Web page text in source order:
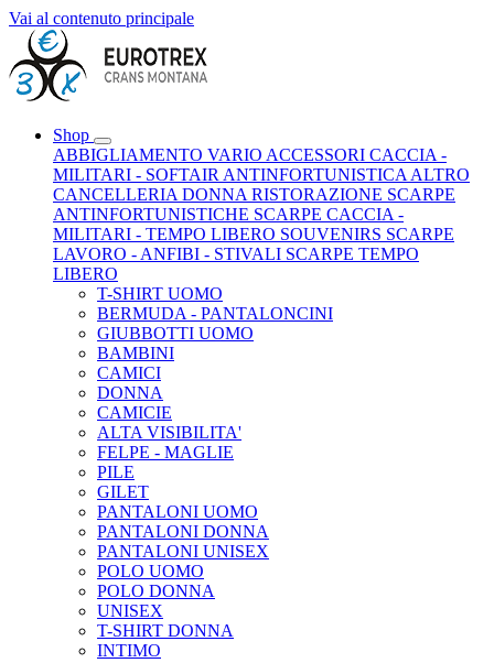
Vai al contenuto principale
Shop
ABBIGLIAMENTO VARIO ACCESSORI CACCIA -
MILITARI - SOFTAIR ANTINFORTUNISTICA ALTRO
CANCELLERIA DONNA RISTORAZIONE SCARPE
ANTINFORTUNISTICHE SCARPE CACCIA -
MILITARI - TEMPO LIBERO SOUVENIRS SCARPE
LAVORO - ANFIBI - STIVALI SCARPE TEMPO
LIBERO
T-SHIRT UOMO
BERMUDA - PANTALONCINI
GIUBBOTTI UOMO
BAMBINI
CAMICI
DONNA
CAMICIE
ALTA VISIBILITA'
FELPE - MAGLIE
PILE
GILET
PANTALONI UOMO
PANTALONI DONNA
PANTALONI UNISEX
POLO UOMO
POLO DONNA
UNISEX
T-SHIRT DONNA
INTIMO